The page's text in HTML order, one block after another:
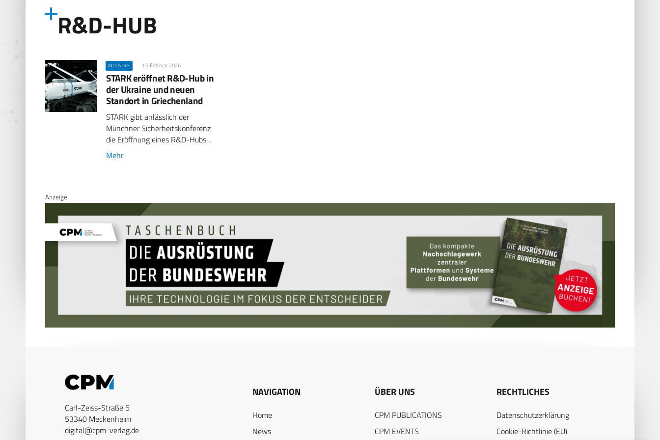
R&D-HUB
INDUSTRIE 13. Februar 2026
STARK eröffnet R&D-Hub in
der Ukraine und neuen
Standort in Griechenland
STARK gibt anlässlich der
Münchner Sicherheitskonferenz
die Eröffnung eines R&D-Hubs…
Mehr
Anzeige
Carl-Zeiss-Straße 5
53340 Meckenheim
digital@cpm-verlag.de
NAVIGATION
Home
News
ÜBER UNS
CPM PUBLICATIONS
CPM EVENTS
RECHTLICHES
Datenschutzerklärung
Cookie-Richtlinie (EU)